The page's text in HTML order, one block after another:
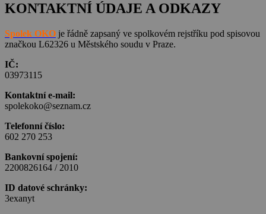
KONTAKTNÍ ÚDAJE A ODKAZY
Spolek OKO je řádně zapsaný ve spolkovém rejstříku pod spisovou
značkou L62326 u Městského soudu v Praze.
IČ:
03973115
Kontaktní e-mail:
spolekoko@seznam.cz
Telefonní číslo:
602 270 253
Bankovní spojení:
2200826164 / 2010
ID datové schránky:
3exanyt